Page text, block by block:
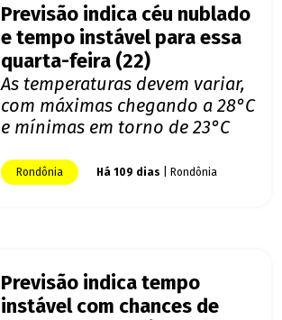
Previsão indica céu nublado
e tempo instável para essa
quarta-feira (22)
As temperaturas devem variar,
com máximas chegando a 28°C
e mínimas em torno de 23°C
Rondônia Há 109 dias | Rondônia
Previsão indica tempo
instável com chances de